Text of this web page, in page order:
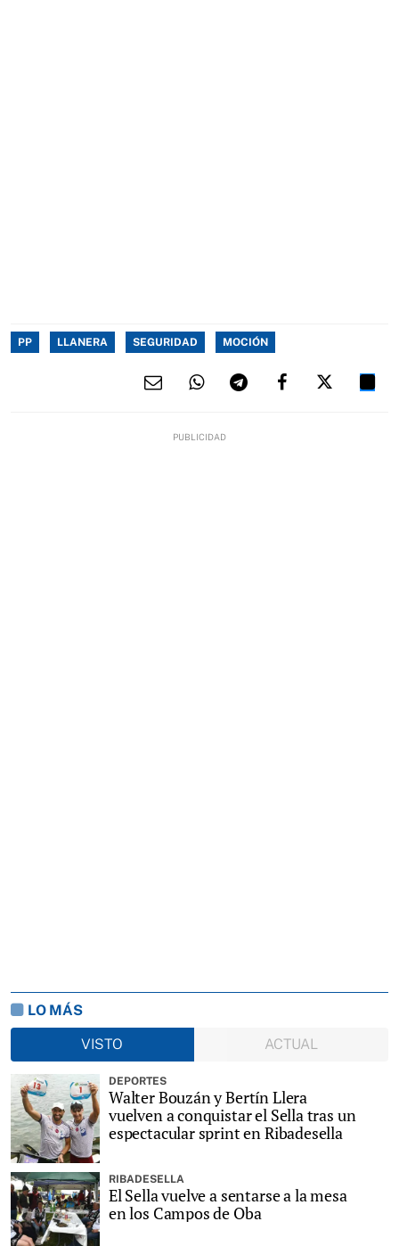
PP LLANERA SEGURIDAD MOCIÓN
LO MÁS
VISTO
ACTUAL
DEPORTES
Walter Bouzán y Bertín Llera
vuelven a conquistar el Sella tras un
espectacular sprint en Ribadesella
RIBADESELLA
El Sella vuelve a sentarse a la mesa
en los Campos de Oba